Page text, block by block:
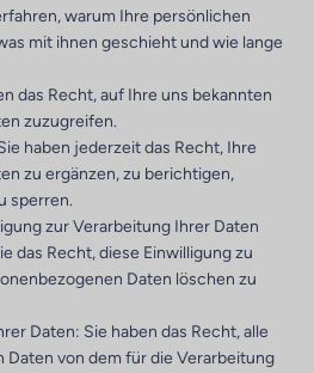
warum Ihre persönlichen
mit ihnen geschieht und wie lange
das Recht, auf Ihre uns bekannten
zuzugreifen.
haben jederzeit das Recht, Ihre
zu ergänzen, zu berichtigen,
sperren.
zur Verarbeitung Ihrer Daten
das Recht, diese Einwilligung zu
Daten löschen zu
Daten: Sie haben das Recht, alle
Daten von dem für die Verarbeitung